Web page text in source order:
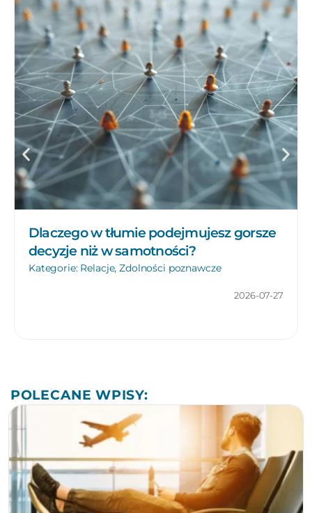
Dlaczego w tłumie podejmujesz gorsze
decyzje niż w samotności?
Kategorie: Relacje,Zdolności poznawcze
2026-07-27
POLECANE WPISY: